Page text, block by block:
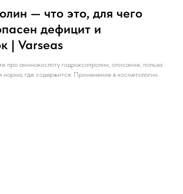
— что это, для чего
дефицит и
| Varseas
про аминокислоту гидроксипролин, описание, польза
норма, где содержится. Применение в косметологии.